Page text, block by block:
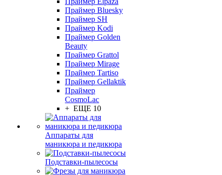
Праймер Bluesky
Праймер SH
Праймер Kodi
Праймер Golden
Beauty
Праймер Grattol
Праймер Mirage
Праймер Tartiso
Праймер Gellaktik
Праймер
CosmoLac
+ ЕЩЕ 10
Аппараты для
маникюра и педикюра
Подставки-пылесосы